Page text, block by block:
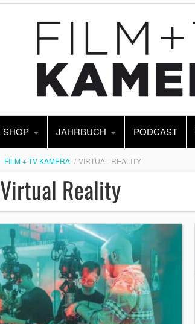
SHOP JAHRBUCH PODCAST
FILM + TV KAMERA VIRTUAL REALITY
Virtual Reality